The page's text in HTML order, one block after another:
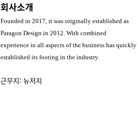
회사소개
Founded in 2017, it was originally established as
Paragon Design in 2012. With combined
experience in all aspects of the business has quickly
established its footing in the industry.
근무지: 뉴저지